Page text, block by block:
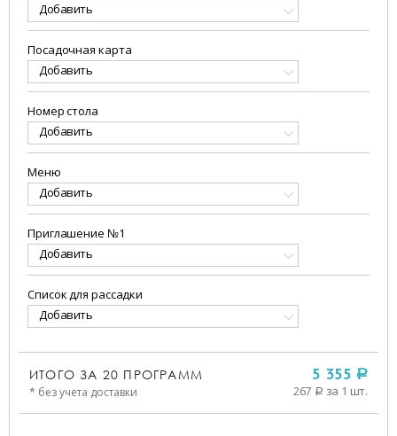
Добавить
Посадочная карта
Добавить
Номер стола
Добавить
Меню
Добавить
Приглашение №1
Добавить
Список для рассадки
Добавить
ИТОГО ЗА 20 ПРОГРАММ
* без учета доставки
5 355 a
267 a за 1 шт.